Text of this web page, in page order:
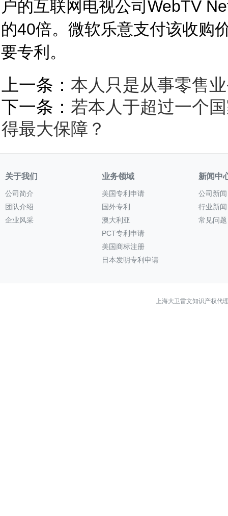
户的互联网电视公司WebTV
的40倍。微软乐意支付该收购
要专利。
上一条： 本人只是从事零售
下一条： 若本人于超过一个
得最大保障？
关于我们
公司简介
团队介绍
企业风采
业务领域
美国专利申请
国外专利
澳大利亚
PCT专利申请
美国商标注册
日本发明专利申请
新闻中
公司新闻
行业新闻
常见问题
上海大卫雷文知识产权代